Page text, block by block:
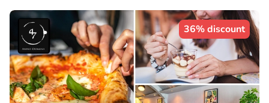
36% discount